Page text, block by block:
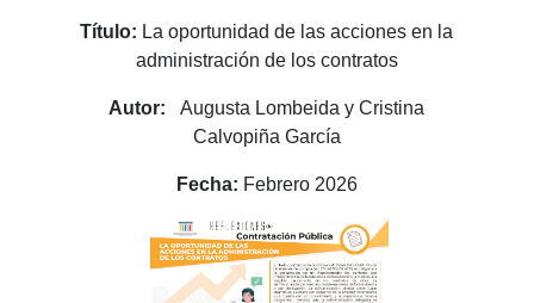
Título: La oportunidad de las acciones en la
administración de los contratos
Autor:Augusta Lombeida y Cristina
Calvopiña García
Fecha: Febrero 2026